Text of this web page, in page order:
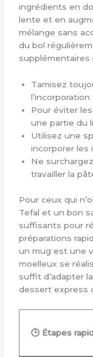
ingrédients en
lente et en
mélange sans
du bol
supplémentaires
Tamisez
l’incorporation
Pour éviter
une partie du
Utilisez une
incorporer les
Ne
travailler la
Pour ceux qui
Tefal et un bon
suffisants pour
préparations
un mug est une
moelleux se
suffit d’adapter
dessert express
🕒 Étapes